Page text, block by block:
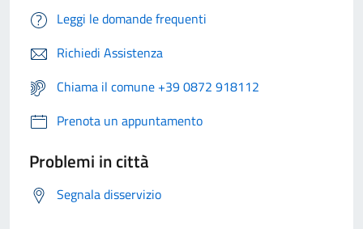
Leggi le domande frequenti
Richiedi Assistenza
Chiama il comune +39 0872 918112
Prenota un appuntamento
Problemi in città
Segnala disservizio